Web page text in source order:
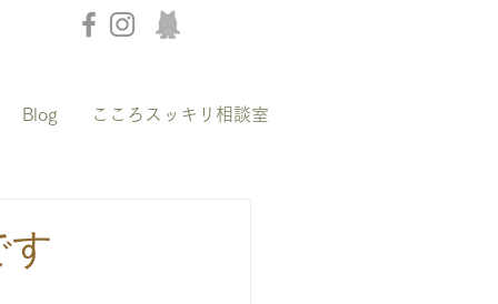
Blog こころスッキリ相談室
す